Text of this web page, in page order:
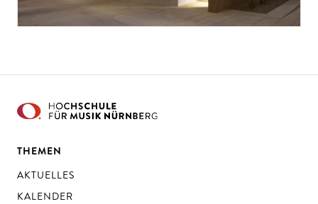
THEMEN
AKTUELLES
KALENDER